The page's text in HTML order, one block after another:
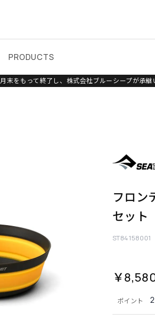
PRODUCTS
をもって終了し、株式会社ブルーシープが承継
フロン
セット
ST84158001
ポイント
￥